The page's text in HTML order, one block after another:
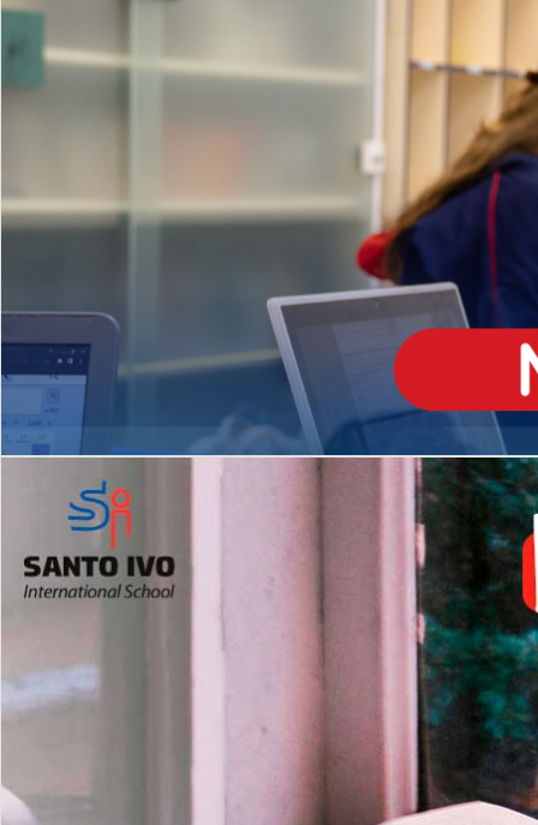
Matrículas Abertas 2026
EDUCAÇÃO INFANTIL
Inglês todos os dias
MÉDIO
igh School
Dupla Diplomação
2º AO 5º ANO FUNDAMENTAL
es
Com imersão Bilingue - Anos
Finais